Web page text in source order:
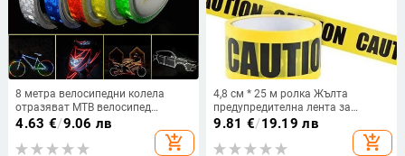
8 метра велосипедни колела
отразяват MTB велосипед
отразяващ стикер лента лента за
колоездене предупреждение
безопасност велосипед колело
4.63 €/9.06 лв
add_shopping_cart
4,8 см * 25 м ролка Жълта
предупредителна лента за
предпазна бариера за
изпълнители Нова
9.81 €/19.19 лв
add_shopping_cart